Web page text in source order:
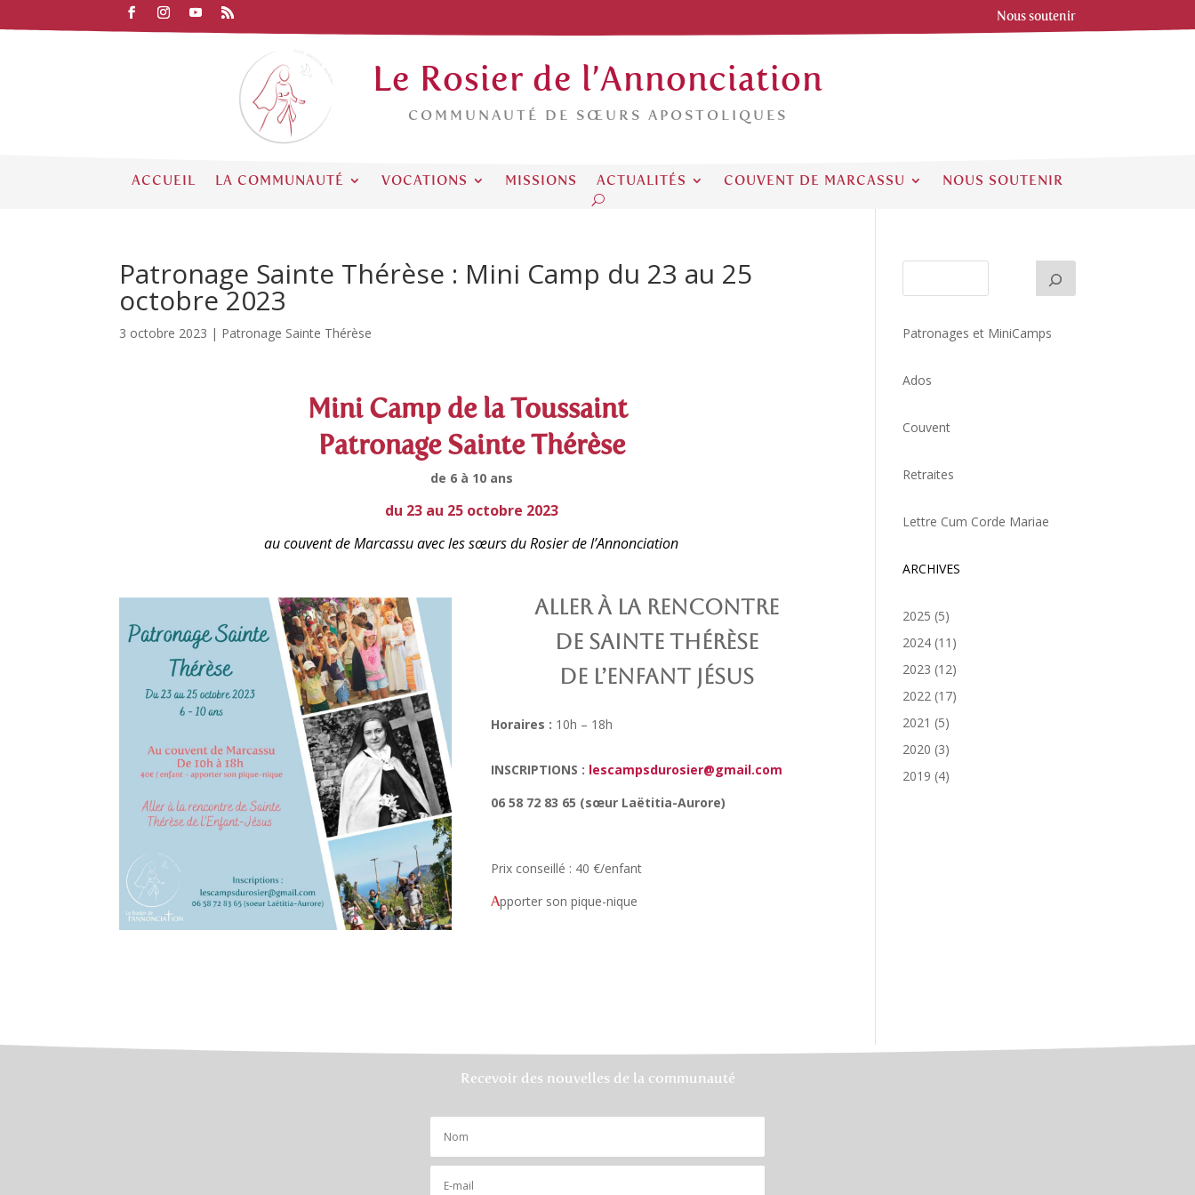
Nous soutenir
Le Rosier de l’Annonciation
COMMUNAUTÉ DE SŒURS APOSTOLIQUES
ACCUEIL LA COMMUNAUTÉ VOCATIONS MISSIONS ACTUALITÉS COUVENT DE MARCASSU NOUS SOUTENIR
Patronage Sainte Thérèse : Mini Camp du 23 au 25
octobre 2023
3 octobre 2023 | Patronage Sainte Thérèse
Mini Camp de la Toussaint
Patronage Sainte Thérèse
de 6 à 10 ans
du 23 au 25 octobre 2023
au couvent de Marcassu avec les sœurs du Rosier de l’Annonciation
Aller à la rencontre
de Sainte Thérèse
de l’Enfant Jésus
Horaires : 10h – 18h
INSCRIPTIONS : lescampsdurosier@gmail.com
06 58 72 83 65 (sœur Laëtitia-Aurore)
Prix conseillé : 40 €/enfant
Apporter son pique-nique
Patronages et MiniCamps
Ados
Couvent
Retraites
Lettre Cum Corde Mariae
ARCHIVES
2025 (5)
2024 (11)
2023 (12)
2022 (17)
2021 (5)
2020 (3)
2019 (4)
Recevoir des nouvelles de la communauté